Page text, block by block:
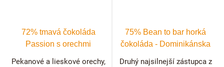
72% tmavá čokoláda
Passion s orechmi
Pekanové a lieskové orechy,
75% Bean to bar horká
čokoláda - Dominikánska
republika
Druhý najsilnejší zástupca z